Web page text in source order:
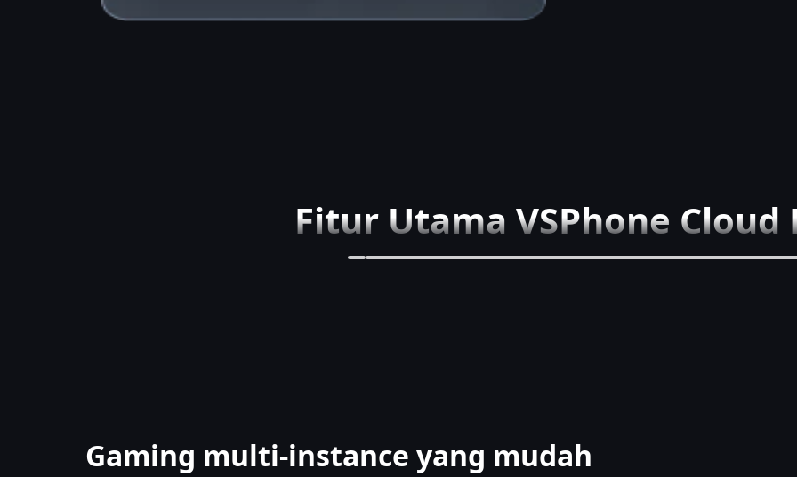
Fitur Utama VSPhone Cloud
Gaming multi-instance yang mudah